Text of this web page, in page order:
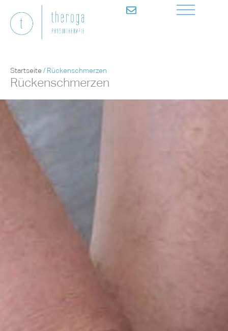
Startseite / Rückenschmerzen
Rückenschmerzen